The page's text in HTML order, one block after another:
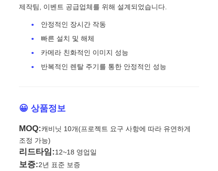
회사 소개
공장 견학
문의하기
뉴스
사례
제작팀, 이벤트 공급업체를 위해 설계되었습니다.
안정적인 장시간 작동
빠른 설치 및 해체
카메라 친화적인 이미지 성능
반복적인 렌탈 주기를 통한 안정적인 성능
😀 상품정보
MOQ:캐비닛 10개(프로젝트 요구 사항에 따라 유연하게
조정 가능)
리드타임:12~18 영업일
보증:2년 표준 보증